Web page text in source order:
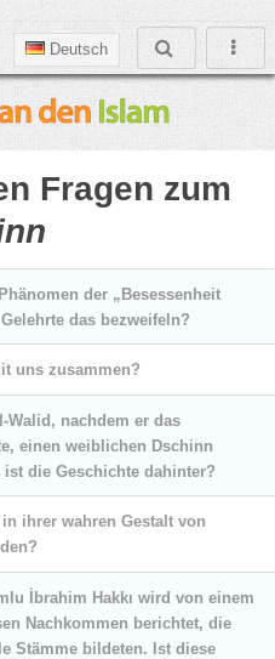
Deutsch
Fragen zum
der „Besessenheit
das bezweifeln?
uns zusammen?
Walid, nachdem er das
einen weiblichen Dschinn
die Geschichte dahinter?
ihrer wahren Gestalt von
İbrahim Hakkı wird von einem
Nachkommen berichtet, die
Stämme bildeten. Ist diese